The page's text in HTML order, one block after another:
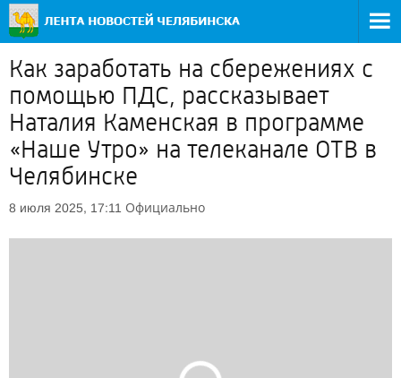
Как заработать на сбережениях с
помощью ПДС, рассказывает
Наталия Каменская в программе
«Наше Утро» на телеканале ОТВ в
Челябинске
8 июля 2025, 17:11 Официально